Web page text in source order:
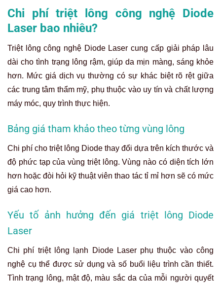
Chi phí triệt lông công nghệ Diode
Laser bao nhiêu?
Triệt lông công nghệ Diode Laser cung cấp giải pháp lâu
dài cho tình trạng lông rậm, giúp da mịn màng, sáng khỏe
hơn. Mức giá dịch vụ thường có sự khác biệt rõ rệt giữa
các trung tâm thẩm mỹ, phụ thuộc vào uy tín và chất lượng
máy móc, quy trình thực hiện.
Bảng giá tham khảo theo từng vùng lông
Chi phí cho triệt lông Diode thay đổi dựa trên kích thước và
độ phức tạp của vùng triệt lông. Vùng nào có diện tích lớn
hơn hoặc đòi hỏi kỹ thuật viên thao tác tỉ mỉ hơn sẽ có mức
giá cao hơn.
Yếu tố ảnh hưởng đến giá triệt lông Diode
Laser
Chi phí triệt lông lạnh Diode Laser phụ thuộc vào công
nghệ cụ thể được sử dụng và số buổi liệu trình cần thiết.
Tình trạng lông, mật độ, màu sắc da của mỗi người quyết